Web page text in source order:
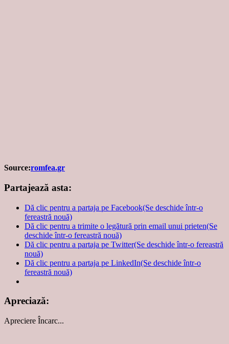
Source:romfea.gr
Partajează asta:
Dă clic pentru a partaja pe Facebook(Se deschide într-o
fereastră nouă)
Dă clic pentru a trimite o legătură prin email unui prieten(Se
deschide într-o fereastră nouă)
Dă clic pentru a partaja pe Twitter(Se deschide într-o fereastră
nouă)
Dă clic pentru a partaja pe LinkedIn(Se deschide într-o
fereastră nouă)
Apreciază:
Apreciere Încarc...